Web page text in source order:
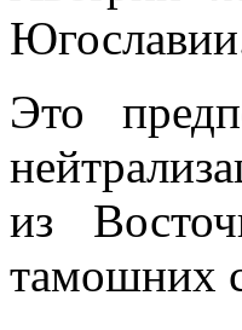
Это
из
тамошних